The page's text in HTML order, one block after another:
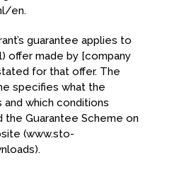
en.
guarantee applies to
offer made by [company
for that offer. The
specifies what the
which conditions
the Guarantee Scheme on
(www.sto-